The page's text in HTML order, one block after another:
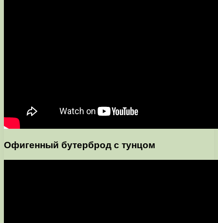
Офигенный бутерброд с тунцом